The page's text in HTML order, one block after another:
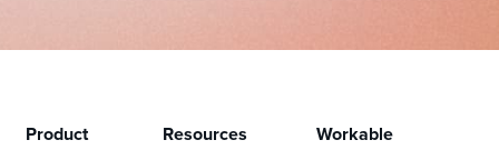
Product Resources Workable